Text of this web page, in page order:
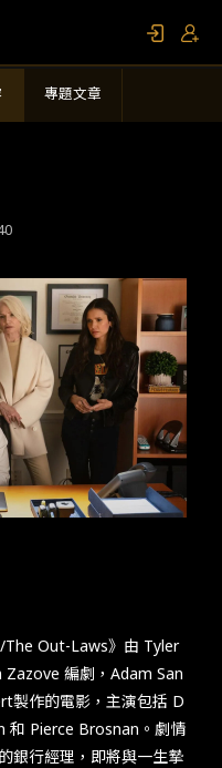
專題文章
The Out-Laws》由 Tyler
編劇，Adam San
製作的電影，主演包括 D
和 Pierce Brosnan。劇情
銀行經理，即將與一生摯